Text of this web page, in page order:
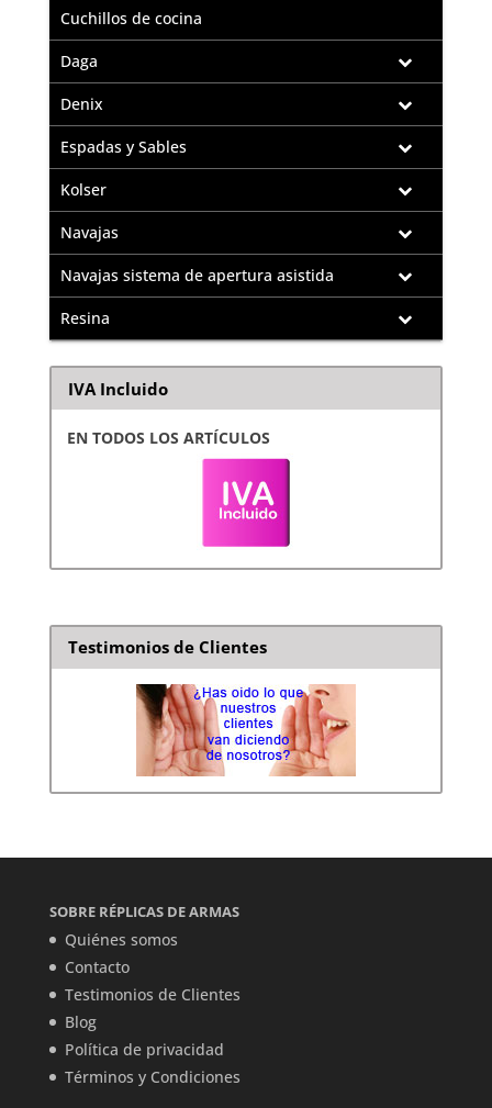
Cuchillos de cocina
Daga
Denix
Espadas y Sables
Kolser
Navajas
Navajas sistema de apertura asistida
Resina
IVA Incluido
EN TODOS LOS ARTÍCULOS
Testimonios de Clientes
SOBRE RÉPLICAS DE ARMAS
Quiénes somos
Contacto
Testimonios de Clientes
Blog
Política de privacidad
Términos y Condiciones